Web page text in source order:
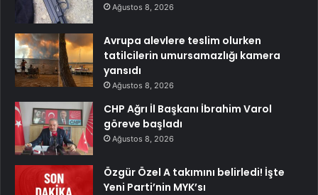
Ağustos 8, 2026
Avrupa alevlere teslim olurken
tatilcilerin umursamazlığı kamera
yansıdı
Ağustos 8, 2026
CHP Ağrı İl Başkanı İbrahim Varol
göreve başladı
Ağustos 8, 2026
Özgür Özel A takımını belirledi! İşte
Yeni Parti’nin MYK’sı